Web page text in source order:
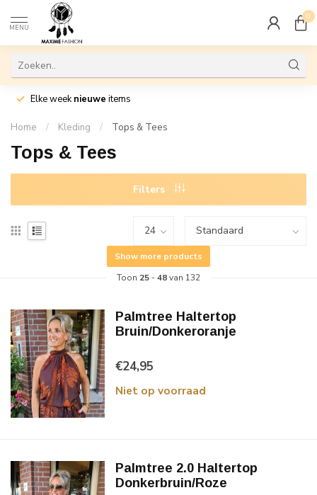
MENU
0
Elke weeknieuwe items
Home / Kleding / Tops & Tees
Tops & Tees
Filters
Show more products
Toon 25 -48van 132
Palmtree Haltertop
Bruin/Donkeroranje
€24,95
Niet op voorraad
Palmtree 2.0 Haltertop
Donkerbruin/Roze